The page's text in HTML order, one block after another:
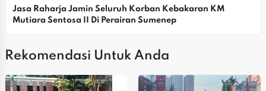
Jasa Raharja Jamin Seluruh Korban Kebakaran KM
Mutiara Sentosa II Di Perairan Sumenep
Rekomendasi Untuk Anda